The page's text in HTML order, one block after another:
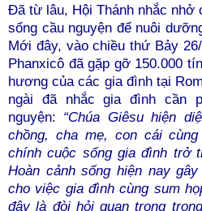
Đã từ lâu, Hội Thánh nhắc nhở
sống cầu nguyện để nuôi
Mới đây, vào chiều thứ Bảy 26
Phanxicô đã gặp gỡ 150.000
hương của các gia đình tại
ngài đã nhắc gia đình cần
nguyện: “Chúa Giêsu hiện
chồng, cha mẹ, con cái
chính cuộc sống gia đình trở
Hoàn cảnh sống hiện nay
cho việc gia đình cùng sum
đây là đòi hỏi quan trọng